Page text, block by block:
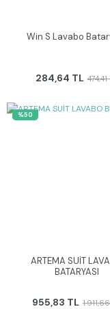
Win S Lavabo
284,64 TL 474,41
%50
ARTEMA SUİT
BATARYASI
955,83 TL